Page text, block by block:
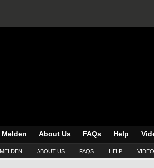
Melden About Us FAQs Help
MELDEN ABOUT US FAQS HELP